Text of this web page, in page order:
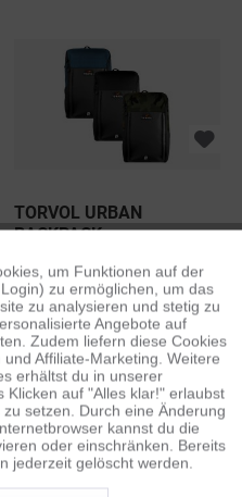
TORVOL URBAN
BACKPACK
80,00 €
Aktiv
Inaktiv
Inaktiv
Inaktiv
um Funktionen auf der
zu ermöglichen, um das
zu analysieren und stetig zu
Angebote auf
Zudem liefern diese Cookies
Affiliate-Marketing. Weitere
erhältst du in unserer
Klicken auf "Alles klar!" erlaubst
setzen. Durch eine Änderung
kannst du die
oder einschränken. Bereits
jederzeit gelöscht werden.